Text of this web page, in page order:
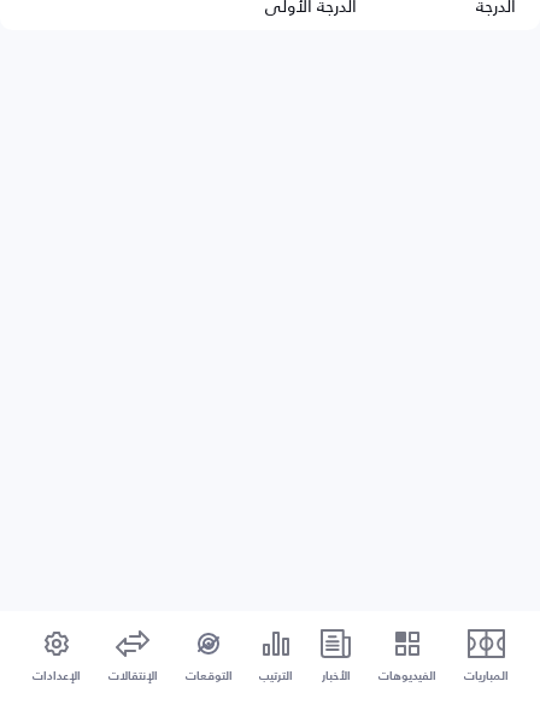
المباريات الفيديوهات الأخبار الترتيب التوقعات الإنتقالات الإعدادات